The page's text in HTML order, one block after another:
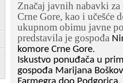
Značaj javnih nabavki
Crne Gore, kao i učešće
ukupnom obimu javne
predstavila je gospođa
komore Crne Gore.
Iskustvo ponuđača u
gospođa Marijana